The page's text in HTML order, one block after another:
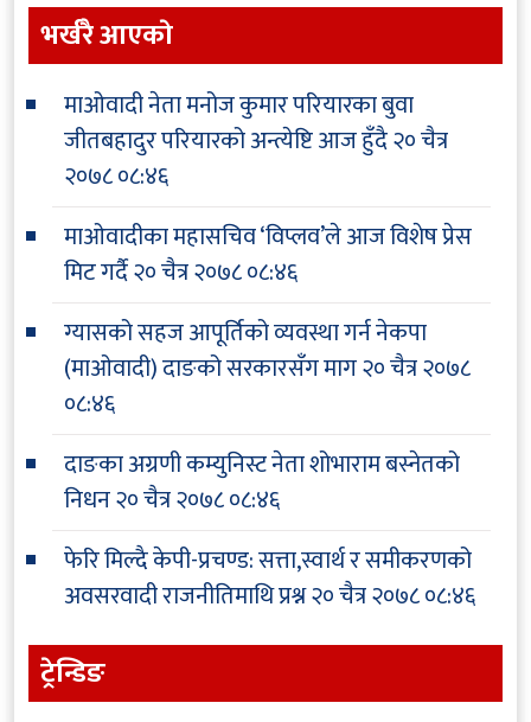
भर्खरै आएकाे
माओवादी नेता मनोज कुमार परियारका बुवा
जीतबहादुर परियारको अन्त्येष्टि आज हुँदै२० चैत्र
२०७८ ०८:४६
माओवादीका महासचिव ‘विप्लव’ले आज विशेष प्रेस
मिट गर्दै२० चैत्र २०७८ ०८:४६
ग्यासको सहज आपूर्तिको व्यवस्था गर्न नेकपा
(माओवादी) दाङको सरकारसँग माग२० चैत्र २०७८
०८:४६
दाङका अग्रणी कम्युनिस्ट नेता शोभाराम बस्नेतको
निधन२० चैत्र २०७८ ०८:४६
फेरि मिल्दै केपी-प्रचण्ड: सत्ता,स्वार्थ र समीकरणको
अवसरवादी राजनीतिमाथि प्रश्न२० चैत्र २०७८ ०८:४६
ट्रेन्डिङ